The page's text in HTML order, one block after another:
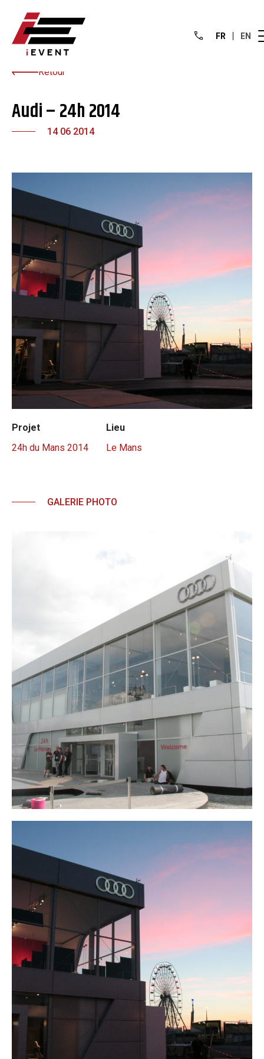
FR EN
Retour
Audi – 24h 2014
14 06 2014
Projet
24h du Mans 2014
Lieu
Le Mans
GALERIE PHOTO